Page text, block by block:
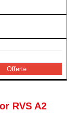
RVS A2